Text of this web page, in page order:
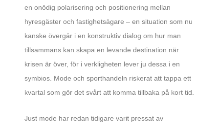
en onödig polarisering och positionering mellan
hyresgäster och fastighetsägare – en situation som nu
kanske övergår i en konstruktiv dialog om hur man
tillsammans kan skapa en levande destination när
krisen är över, för i verkligheten lever ju dessa i en
symbios. Mode och sporthandeln riskerat att tappa ett
kvartal som gör det svårt att komma tillbaka på kort tid.
Just mode har redan tidigare varit pressat av